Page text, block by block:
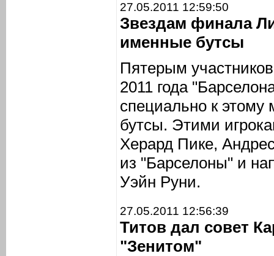
27.05.2011 12:59:50
Звездам финала
именные бутсы
Пятерым
2011 года
специально к
бутсы. Этими
Херард Пике,
из "Барселоны" и
Уэйн Руни.
27.05.2011 12:56:39
Титов дал совет
"Зенитом"